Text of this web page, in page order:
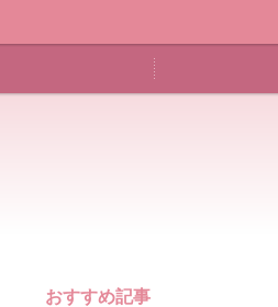
おすすめ記事